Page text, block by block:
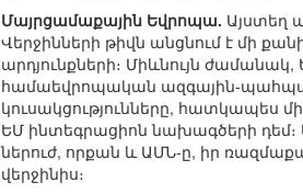
Մայրցամաքային Եվրոպա. Այստեղ
Վերջինների թիվն անցնում է մի
արդյունքների։ Միևնույն
համաեվրոպական ազգային-
կուսակցությունները, հատկապես
ԵՄ ինտեգրացիոն նախագծերի
ներուժ, որքան և ԱՄՆ-ը, իր
վերջինիս։